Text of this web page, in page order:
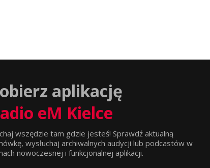
aplikację
eM Kielce
wszędzie tam gdzie jesteś! Sprawdź aktualną
wysłuchaj archiwalnych audycji lub podcastów w
nowoczesnej i funkcjonalnej aplikacji.